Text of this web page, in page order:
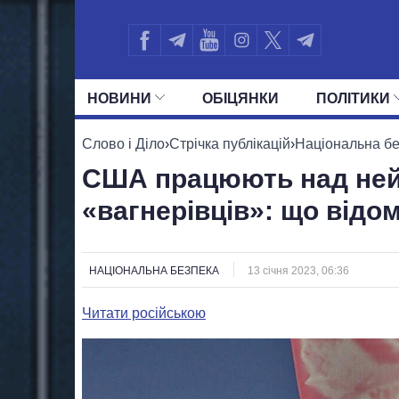
НОВИНИ ОБIЦЯНКИ ПОЛIТИКИ
УСІ ПОЛІТИКИ ПРЕЗИДЕНТ І
Слово і Діло›Стрічка публікацій›Національна
США працюють над
«вагнерівців»: що
НАЦІОНАЛЬНА БЕЗПЕКА 13 січня 2023, 06:36
Читати російською